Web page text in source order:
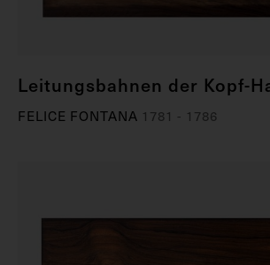
Leitungsbahnen der Kopf-
FELICE FONTANA 1781 - 1786